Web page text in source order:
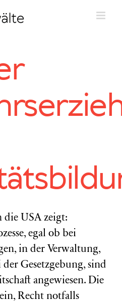
USA zeigt:
egal ob bei
in der Verwaltung,
Gesetzgebung, sind
angewiesen. Die
Recht notfalls